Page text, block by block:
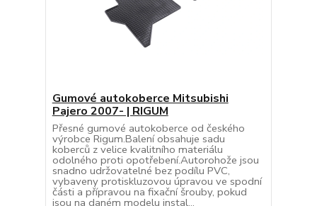
Gumové autokoberce Mitsubishi
Pajero 2007- | RIGUM
Přesné gumové autokoberce od českého
výrobce Rigum.Balení obsahuje sadu
koberců z velice kvalitního materiálu
odolného proti opotřebení.Autorohože jsou
snadno udržovatelné bez podílu PVC,
vybaveny protiskluzovou úpravou ve spodní
části a přípravou na fixační šrouby, pokud
jsou na daném modelu instal...